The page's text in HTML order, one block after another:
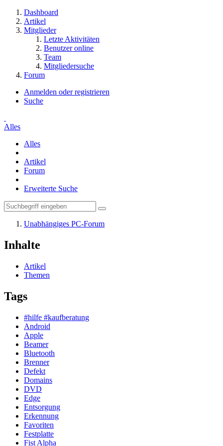
Dashboard
Artikel
Mitglieder
Letzte Aktivitäten
Benutzer online
Team
Mitgliedersuche
Forum
Anmelden oder registrieren
Suche
Alles
Alles
Artikel
Forum
Erweiterte Suche
Unabhängiges PC-Forum
Inhalte
Artikel
Themen
Tags
#hilfe #kaufberatung
Android
Apple
Beamer
Bluetooth
Brenner
Defekt
Domains
DVD
Edge
Entsorgung
Erkennung
Favoriten
Festplatte
Fist Alpha